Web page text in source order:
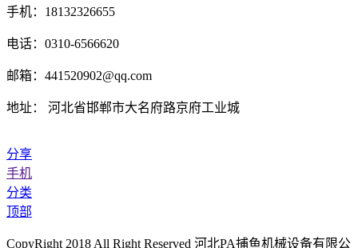
手机：18132326655
电话：0310-6566620
邮箱：441520902@qq.com
地址： 河北省邯郸市大名府路京府工业城
分享
手机
分类
顶部
CopyRight 2018 All Right Reserved 河北PA捕鱼机械设备有限公